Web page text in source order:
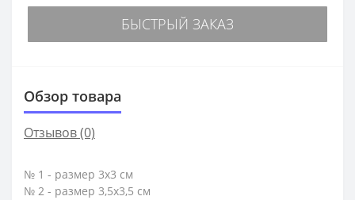
БЫСТРЫЙ ЗАКАЗ
Обзор товара
Отзывов (0)
№ 1 - размер 3х3 см
№ 2 - размер 3,5х3,5 см